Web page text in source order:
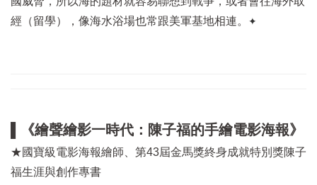
經（留學），像海水浴場也常跟美軍基地相連。 ✦
▌《繪聲繪影一時代：陳子福的手繪電影海報》
★國寶級電影海報繪師、第43屆金馬獎終身成就特別獎陳子
福生涯與創作專書